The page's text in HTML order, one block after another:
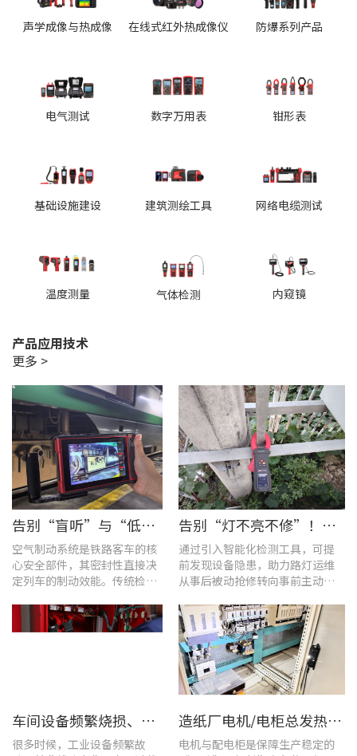
声学成像与热成像 在线式红外热成像仪 防爆系列产品
电气测试 数字万用表 钳形表
基础设施建设 建筑测绘工具 网络电缆测试
温度测量 气体检测 内窥镜
产品应用技术
更多 >
告别“盲听”与“低效” | 优利德智能检测方案助力铁路运维检修提质增效
空气制动系统是铁路客车的核
心安全部件，其密封性直接决
定列车的制动效能。传统检修
的排查方式，不仅耗时费力，
更易造成漏检
告别“灯不亮不修”！优利德产品组合赋能城市道路照明设施运维更高效
通过引入智能化检测工具，可提
前发现设备隐患，助力路灯运维
从事后被动抢修转向事前主动预
车间设备频繁烧损、无故停机?一台UT285C搞定电能质量隐患
很多时候，工业设备频繁故
造纸厂电机/电柜总发热？这套7×24h在线监测方案帮你“扼杀”热隐患！
电机与配电柜是保障生产稳定的